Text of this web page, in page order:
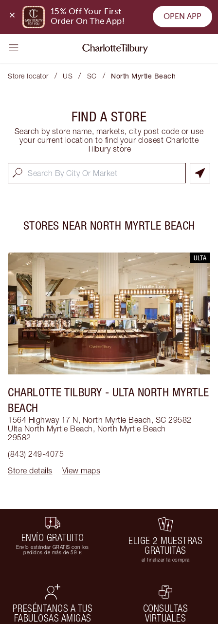
15% Off Your First
Order On The App!
OPEN APP
Store locator / US / SC / North Myrtle Beach
FIND A STORE
Search by store name, markets, city post code or use
your current location to find your closest Charlotte
Tilbury store
STORES NEAR NORTH MYRTLE BEACH
ULTA
CHARLOTTE TILBURY - ULTA NORTH MYRTLE
BEACH
1564 Highway 17 N, North Myrtle Beach, SC 29582
Ulta North Myrtle Beach, North Myrtle Beach
29582
(843) 249-4075
Store details
View maps
ENVÍO GRATUITO
Envío estándar GRATIS con los
pedidos de más de 59 €
ELIGE 2 MUESTRAS
GRATUITAS
al finalizar la compra
PRESÉNTANOS A TUS
FABULOSAS AMIGAS
CONSULTAS
VIRTUALES